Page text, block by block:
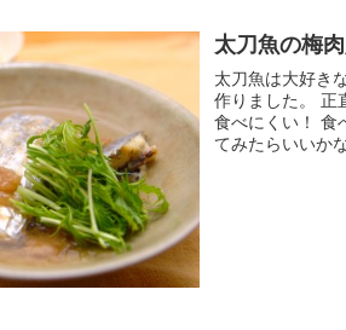
太刀魚の梅
太刀魚は大好き
作りました。 正
食べにくい！ 食
てみたらいいか